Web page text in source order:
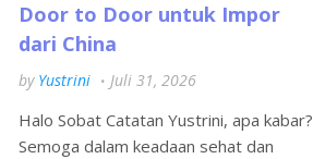
Door to Door untuk Impor
dari China
by Yustrini Juli 31, 2026
Halo Sobat Catatan Yustrini, apa kabar?
Semoga dalam keadaan sehat dan